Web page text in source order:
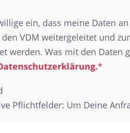
ein, dass meine Daten
VDM weitergeleitet und
werden. Was mit den Daten
*
Pflichtfelder: Um Deine